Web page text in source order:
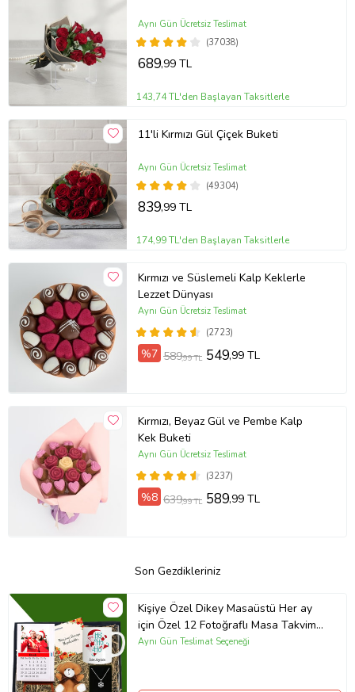
(37038)
Aynı Gün Ücretsiz Teslimat
689,99 TL
143,74 TL'den Başlayan Taksitlerle
11'li Kırmızı Gül Çiçek Buketi
(49304)
Aynı Gün Ücretsiz Teslimat
839,99 TL
174,99 TL'den Başlayan Taksitlerle
Kırmızı ve Süslemeli Kalp Keklerle
Lezzet Dünyası
(2723)
Aynı Gün Ücretsiz Teslimat
%7 589,99 TL 549,99 TL
Kırmızı, Beyaz Gül ve Pembe Kalp
Kek Buketi
(3237)
Aynı Gün Ücretsiz Teslimat
%8 639,99 TL 589,99 TL
Son Gezdikleriniz
Kişiye Özel Dikey Masaüstü Her ay
için Özel 12 Fotoğraflı Masa Takvim
Ve Kupa Bardak Peluş Ayıcık
Aynı Gün Teslimat Seçeneği